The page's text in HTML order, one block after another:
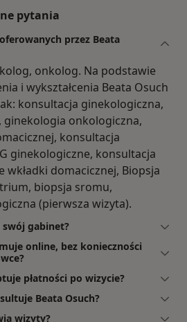
pytania
przez Beata
onkolog. Na podstawie
i wykształcenia Beata Osuch
konsultacja ginekologiczna,
ginekologia onkologiczna,
konsultacja
ginekologiczne, konsultacja
wkładki domacicznej, Biopsja
biopsja sromu,
(pierwsza wizyta).
swój gabinet?
online, bez konieczności
płatności po wizycie?
Beata Osuch?
wizyty?